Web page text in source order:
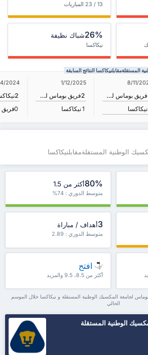
13 / 23 المباريات
26%شباك نظيفة
نيكاكسا
النتائج السابقة
8/11/
فريق بوماس لجامعة المكسيك الوطنية المستقلة
نيكاكسا
1/12/2025
فريق بوماس لجامعة المكسيك الوطنية المستقلة
2
نيكاكسا1
2024
2
0
الوطنية المستقلةمقابلنيكاكسا
80%أكثر من 1.5
متوسط الدوري : 74%
3أهداف / مباراة
متوسط الدوري : 2.89
افتح
أكثر من 8.5، 9.5 والمزيد
لجامعة المكسيك الوطنية المستقلة و نيكاكسا خلال الموسم
الحالي
الوطنية المستقلة